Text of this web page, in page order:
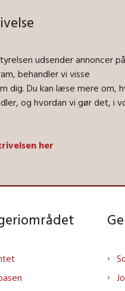
udsender annoncer på
behandler vi visse
dig. Du kan læse mere om,
og hvordan vi gør det, i
her